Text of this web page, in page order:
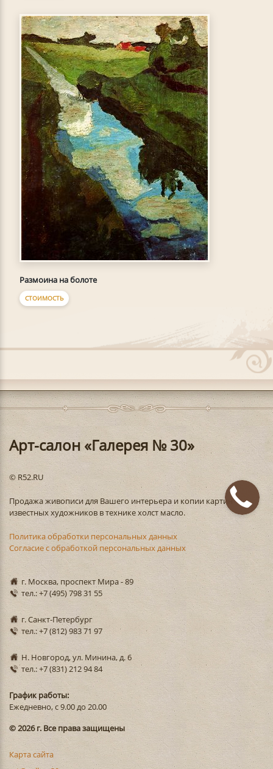
Размоина на болоте
СТОИМОСТЬ
Арт-салон «Галерея № 30»
© R52.RU
Продажа живописи для Вашего интерьера и копии картин
известных художников в технике холст масло.
Политика обработки персональных данных
Согласие с обработкой персональных данных
г. Москва, проспект Мира - 89
тел.: +7 (495) 798 31 55
г. Санкт-Петербург
тел.: +7 (812) 983 71 97
Н. Новгород, ул. Минина, д. 6
тел.: +7 (831) 212 94 84
График работы:
Ежедневно, с 9.00 до 20.00
© 2026 г. Все права защищены
Карта сайта